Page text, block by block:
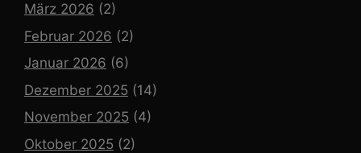
März 2026 (2)
Februar 2026 (2)
Januar 2026 (6)
Dezember 2025 (14)
November 2025 (4)
Oktober 2025 (2)